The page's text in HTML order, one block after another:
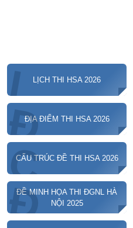
LLỊCH THI HSA 2026
ĐĐỊA ĐIỂM THI HSA 2026
C
CẤU TRÚC ĐỀ THI HSA 2026
Đ
ĐỀ MINH HỌA THI ĐGNL HÀ
NỘI 2025